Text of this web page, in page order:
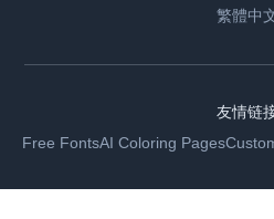
繁體中
友情链
Free FontsAI Coloring Pages